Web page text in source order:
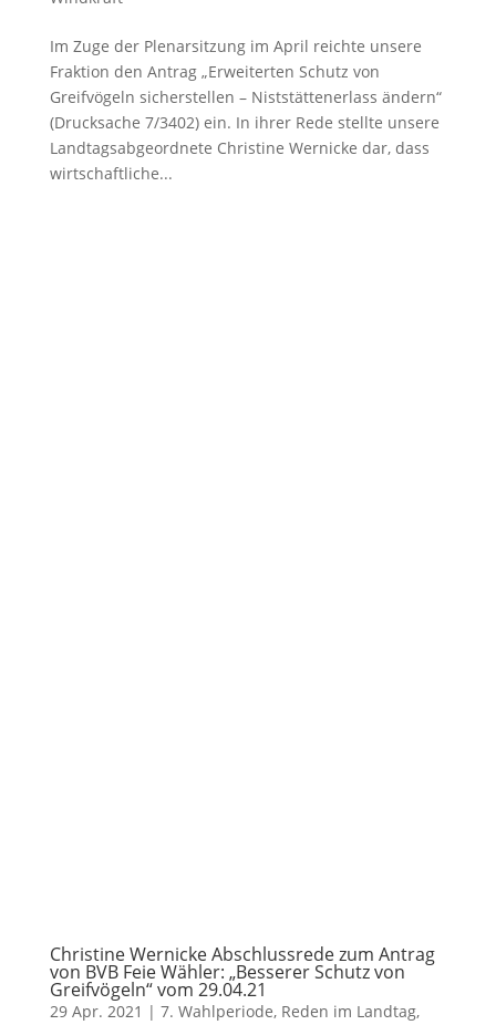
Im Zuge der Plenarsitzung im April reichte unsere
Fraktion den Antrag „Erweiterten Schutz von
Greifvögeln sicherstellen – Niststättenerlass ändern“
(Drucksache 7/3402) ein. In ihrer Rede stellte unsere
Landtagsabgeordnete Christine Wernicke dar, dass
wirtschaftliche...
Christine Wernicke Abschlussrede zum Antrag
von BVB Feie Wähler: „Besserer Schutz von
Greifvögeln“ vom 29.04.21
29 Apr. 2021 | 7. Wahlperiode, Reden im Landtag,